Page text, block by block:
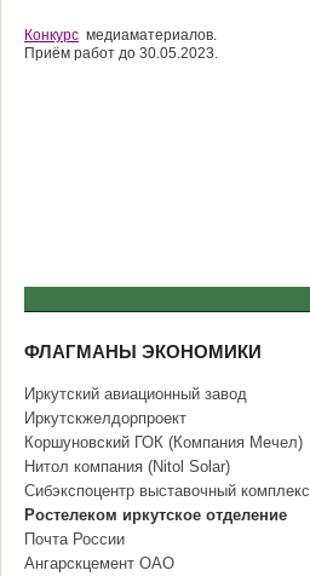
Конкурс медиаматериалов.
Приём работ до 30.05.2023.
ФЛАГМАНЫ ЭКОНОМИКИ
Иркутский авиационный завод
Иркутскжелдорпроект
Коршуновский ГОК (Компания Мечел)
Нитол компания (Nitol Solar)
Сибэкспоцентр выставочный комплекс
Ростелеком иркутское отделение
Почта России
Ангарскцемент ОАО